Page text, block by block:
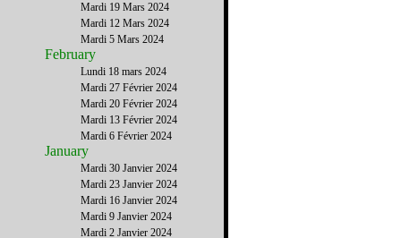
Mardi 19 Mars 2024
Mardi 12 Mars 2024
Mardi 5 Mars 2024
February
Lundi 18 mars 2024
Mardi 27 Février 2024
Mardi 20 Février 2024
Mardi 13 Février 2024
Mardi 6 Février 2024
January
Mardi 30 Janvier 2024
Mardi 23 Janvier 2024
Mardi 16 Janvier 2024
Mardi 9 Janvier 2024
Mardi 2 Janvier 2024